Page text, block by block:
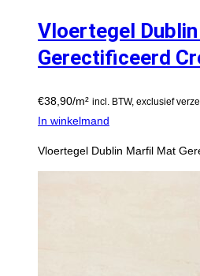
Vloertegel
Gerectificeerd
€38,90/m² incl. BTW, exclusief
In winkelmand
Vloertegel Dublin Marfil Mat